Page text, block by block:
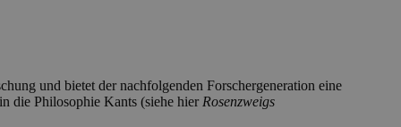
und bietet der nachfolgenden Forschergeneration eine
die Philosophie Kants (siehe hier Rosenzweigs